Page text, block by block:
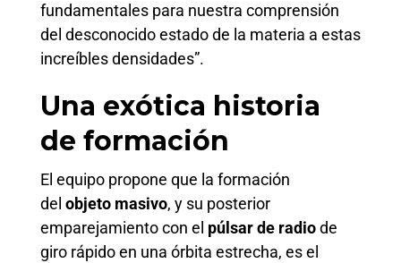
fundamentales para nuestra comprensión
del desconocido estado de la materia a estas
increíbles densidades”.
Una exótica historia
de formación
El equipo propone que la formación
del objeto masivo, y su posterior
emparejamiento con el púlsar de radiode
giro rápido en una órbita estrecha, es el